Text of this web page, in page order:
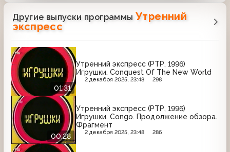
Другие выпуски программы Утренний
экспресс
01:31
Утренний экспресс (РТР, 1996)
Игрушки. Conquest Of The New World
2 декабря 2025, 23:48 298
00:28
Утренний экспресс (РТР, 1996)
Игрушки. Congo. Продолжение обзора.
Фрагмент
2 декабря 2025, 23:48 286